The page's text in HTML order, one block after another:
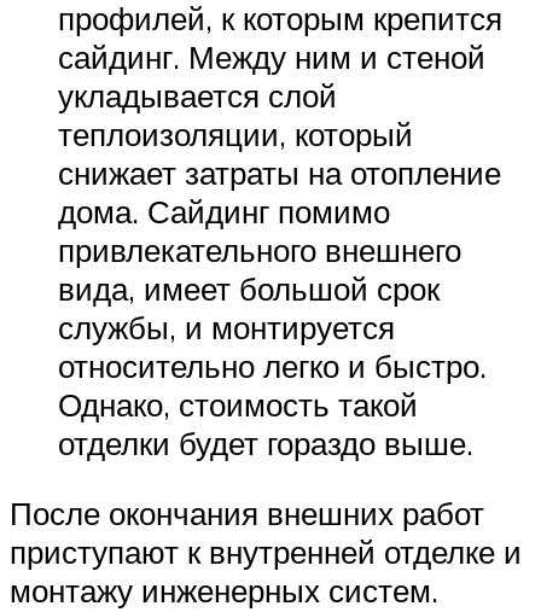
профилей, к которым крепится
сайдинг. Между ним и стеной
укладывается слой
теплоизоляции, который
снижает затраты на отопление
дома. Сайдинг помимо
привлекательного внешнего
вида, имеет большой срок
службы, и монтируется
относительно легко и быстро.
Однако, стоимость такой
отделки будет гораздо выше.
После окончания внешних работ
приступают к внутренней отделке и
монтажу инженерных систем.